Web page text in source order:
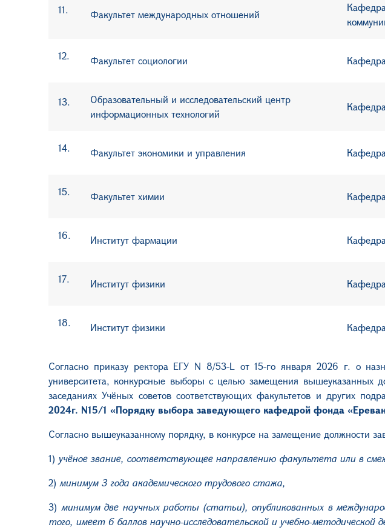
11. Факультет международных отношений
12. Факультет социологии
13.
Образовательный и исследовательский центр
информационных технологий
14. Факультет экономики и управления
15. Факультет химии
16. Институт фармации
17. Институт физики
18. Институт физики
Согласно приказу ректора ЕГУ N 8/53-L
от 15-го января 2026 г. о
университета, конкурсные выборы с целью замещения вышеуказанных
заседаниях Учёных советов соответствующих факультетов и других
2024г. N15/1 «Порядку выбора заведующего кафедрой фонда
Согласно вышеуказанному порядку, в конкурсе на замещение должности
1) учёное звание, соответствующее направлению факультета или в
2) минимум 3 года академического трудового стажа,
3) минимум две научных работы (статьи), опубликованных в
того, имеет 6 баллов научно-исследовательской и учебно-